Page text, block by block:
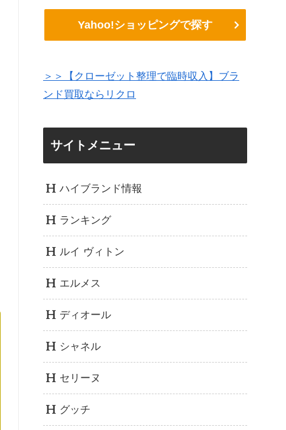
Yahoo!ショッピングで探す
＞＞【クローゼット整理で臨時収入】ブラ
ンド買取ならリクロ
サイトメニュー
ハイブランド情報
ランキング
ルイ ヴィトン
エルメス
ディオール
シャネル
セリーヌ
グッチ